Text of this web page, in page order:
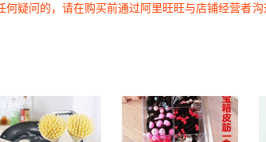
疑问的，请在购买前通过阿里旺旺与店铺经营者